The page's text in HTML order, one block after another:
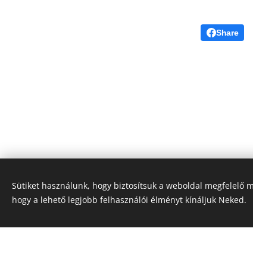
Share
Az oldal készült
Sütiket használunk, hogy biztosítsuk a weboldal megfelelő
hogy a lehető legjobb felhasználói élményt kínáljuk Neked.